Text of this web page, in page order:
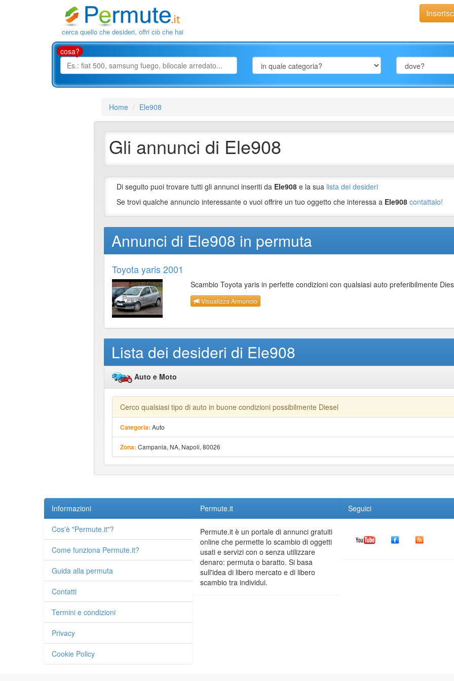
cerca quello che desideri, offri ciò che hai
cosa?
Home Ele908
Gli annunci di Ele908
Di seguito puoi trovare tutti gli annunci inseriti da Ele908e la sua lista dei desideri
Se trovi qualche annuncio interessante o vuoi offrire un tuo oggetto che interessa a Ele908 contattalo!
Annunci di Ele908 in permuta
Toyota yaris 2001
Scambio Toyota yaris in perfette condizioni con qualsiasi auto preferibilmente
Visualizza Annuncio
Lista dei desideri di Ele908
Auto e Moto
Cerco qualsiasi tipo di auto in buone condizioni possibilmente Diesel
Categoria: Auto
Zona: Campania, NA, Napoli, 80026
Informazioni
Cos'è "Permute.it"?
Come funziona Permute.it?
Guida alla permuta
Contatti
Termini e condizioni
Privacy
Cookie Policy
Permute.it
Permute.it è un portale di annunci gratuiti
online che permette lo scambio di oggetti
usati e servizi con o senza utilizzare
denaro: permuta o baratto. Si basa
sull'idea di libero mercato e di libero
scambio tra individui.
Seguici